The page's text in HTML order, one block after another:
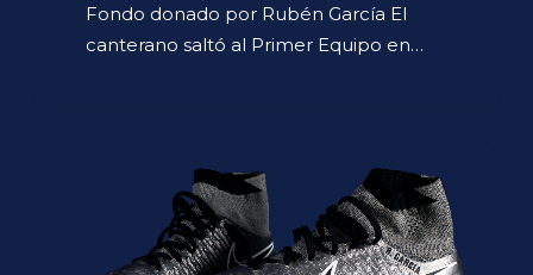
Fondo donado por Rubén García El
canterano saltó al Primer Equipo en…